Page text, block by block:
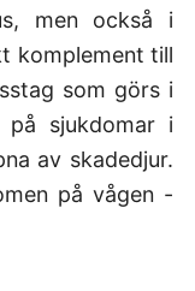
men också i
komplement till
som görs i
på sjukdomar i
av skadedjur.
på vågen -